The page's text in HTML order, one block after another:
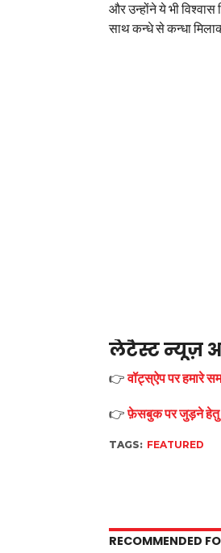
और उन्होंने ये भी विश्वास
साथ कन्धे से कन्धा
लेटैस्ट न्यूज़
👉वॉट्स्ऐप पर हमारे
👉फ़ेसबुक पर जुड़ने हेतु
TAGS: FEATURED
RECOMMENDED